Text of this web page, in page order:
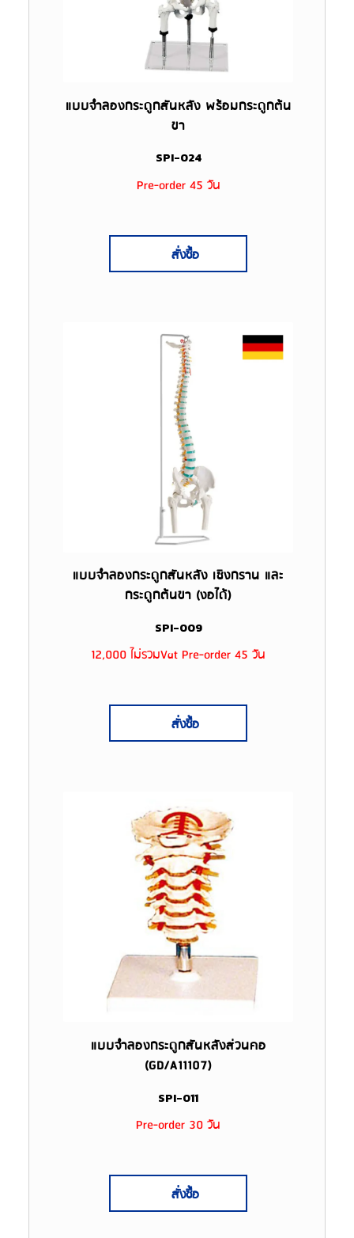
แบบจำลองกระดูกสันหลัง พร้อมกระดูกต้น
ขา
SPI-024
Pre-order 45 วัน
สั่งซื้อ
แบบจำลองกระดูกสันหลัง เชิงกราน และ
กระดูกต้นขา (งอได้)
SPI-009
12,000 ไม่รวมVat Pre-order 45 วัน
สั่งซื้อ
แบบจำลองกระดูกสันหลังส่วนคอ
(GD/A11107)
SPI-011
Pre-order 30 วัน
สั่งซื้อ